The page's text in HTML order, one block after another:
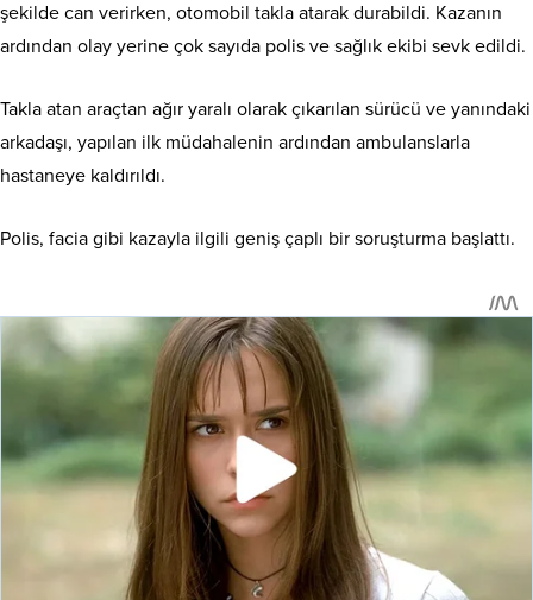
şekilde can verirken, otomobil takla atarak durabildi. Kazanın
ardından olay yerine çok sayıda polis ve sağlık ekibi sevk edildi.
Takla atan araçtan ağır yaralı olarak çıkarılan sürücü ve yanındaki
arkadaşı, yapılan ilk müdahalenin ardından ambulanslarla
hastaneye kaldırıldı.
Polis, facia gibi kazayla ilgili geniş çaplı bir soruşturma başlattı.